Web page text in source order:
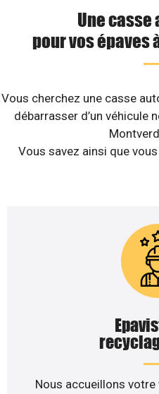
Une
pour vos épaves
Vous cherchez une casse
débarrasser d’un véhicule
Vous savez ainsi que
Nous accueillons